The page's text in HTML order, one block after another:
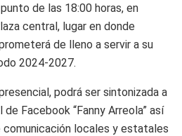
de las 18:00 horas, en
central, lugar en donde
de lleno a servir a su
2024-2027.
podrá ser sintonizada a
Facebook “Fanny Arreola” así
locales y estatales